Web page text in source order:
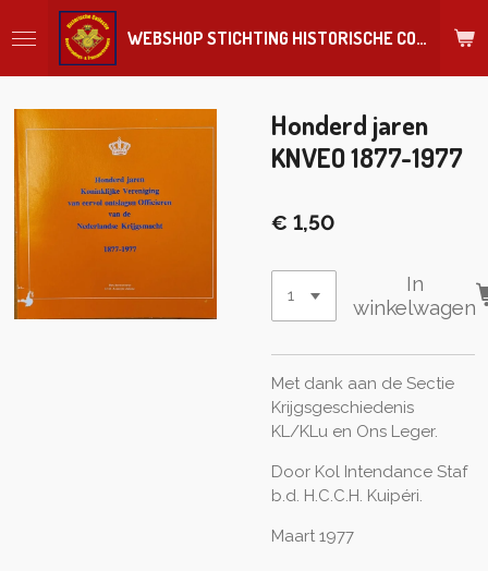
direct
hoofdinhoud
WEBSHOP STICHTING HISTORISCHE COLLECTIE REGIMENT
Honderd jaren
KNVEO 1877-1977
€ 1,50
In
winkelwagen
Met dank aan de Sectie
Krijgsgeschiedenis
KL/KLu en Ons Leger.
Door Kol Intendance Staf
b.d. H.C.C.H. Kuipéri.
Maart 1977